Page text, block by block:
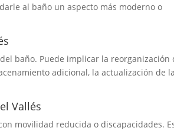
al baño un aspecto más moderno o
baño. Puede implicar la reorganización
adicional, la actualización de la
Vallés
movilidad reducida o discapacidades.